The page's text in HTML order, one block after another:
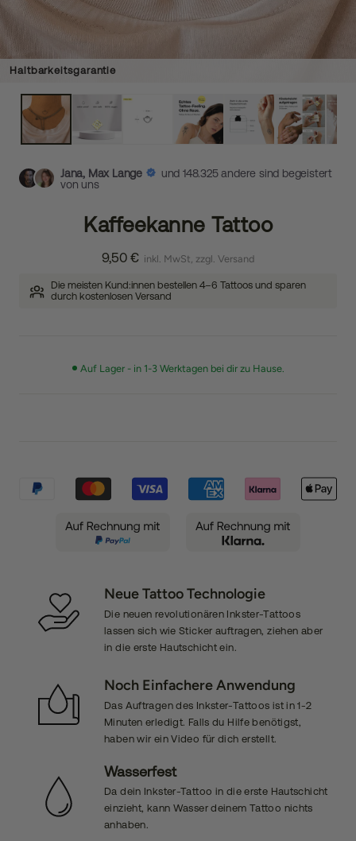
Haltbarkeitsgarantie
Jana, Max Lange
und 148.325 andere sind begeistert
von uns
Kaffeekanne Tattoo
9,50 € inkl. MwSt, zzgl. Versand
Die meisten Kund:innen bestellen 4–6 Tattoos und sparen
durch kostenlosen Versand
Auf Lager - in 1-3 Werktagen bei dir zu Hause.
Neue Tattoo Technologie
Die neuen revolutionären Inkster-Tattoos
lassen sich wie Sticker auftragen, ziehen aber
in die erste Hautschicht ein.
Noch Einfachere Anwendung
Das Auftragen des Inkster-Tattoos ist in 1-2
Minuten erledigt. Falls du Hilfe benötigst,
haben wir ein Video für dich erstellt.
Wasserfest
Da dein Inkster-Tattoo in die erste Hautschicht
einzieht, kann Wasser deinem Tattoo nichts
anhaben.